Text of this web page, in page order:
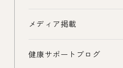
メディア掲載
健康サポートブログ